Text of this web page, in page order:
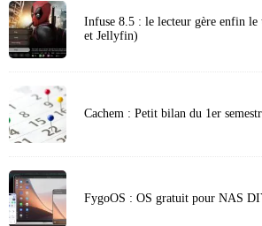
Infuse 8.5 : le lecteur gère enfin le
et Jellyfin)
Cachem : Petit bilan du 1er
FygoOS : OS gratuit pour NAS